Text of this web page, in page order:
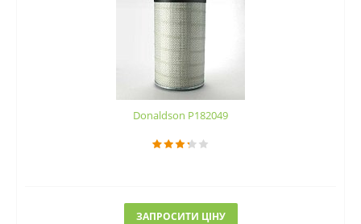
Donaldson P182049
ЗАПРОСИТИ ЦІНУ